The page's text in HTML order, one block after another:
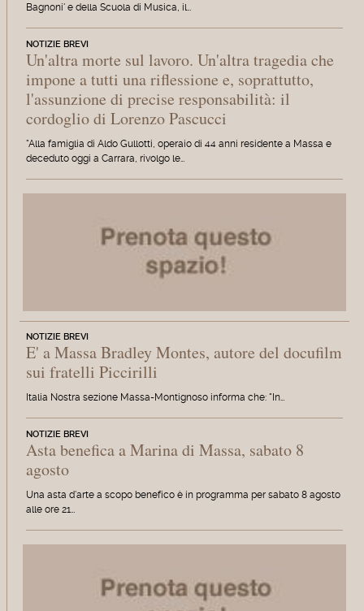
Bagnoni' e della Scuola di Musica, il…
NOTIZIE BREVI
Un'altra morte sul lavoro. Un'altra tragedia che
impone a tutti una riflessione e, soprattutto,
l'assunzione di precise responsabilità: il
cordoglio di Lorenzo Pascucci
"Alla famiglia di Aldo Gullotti, operaio di 44 anni residente a Massa e
deceduto oggi a Carrara, rivolgo le…
NOTIZIE BREVI
E' a Massa Bradley Montes, autore del docufilm
sui fratelli Piccirilli
Italia Nostra sezione Massa-Montignoso informa che: "In…
NOTIZIE BREVI
Asta benefica a Marina di Massa, sabato 8
agosto
Una asta d'arte a scopo benefico è in programma per sabato 8 agosto
alle ore 21…